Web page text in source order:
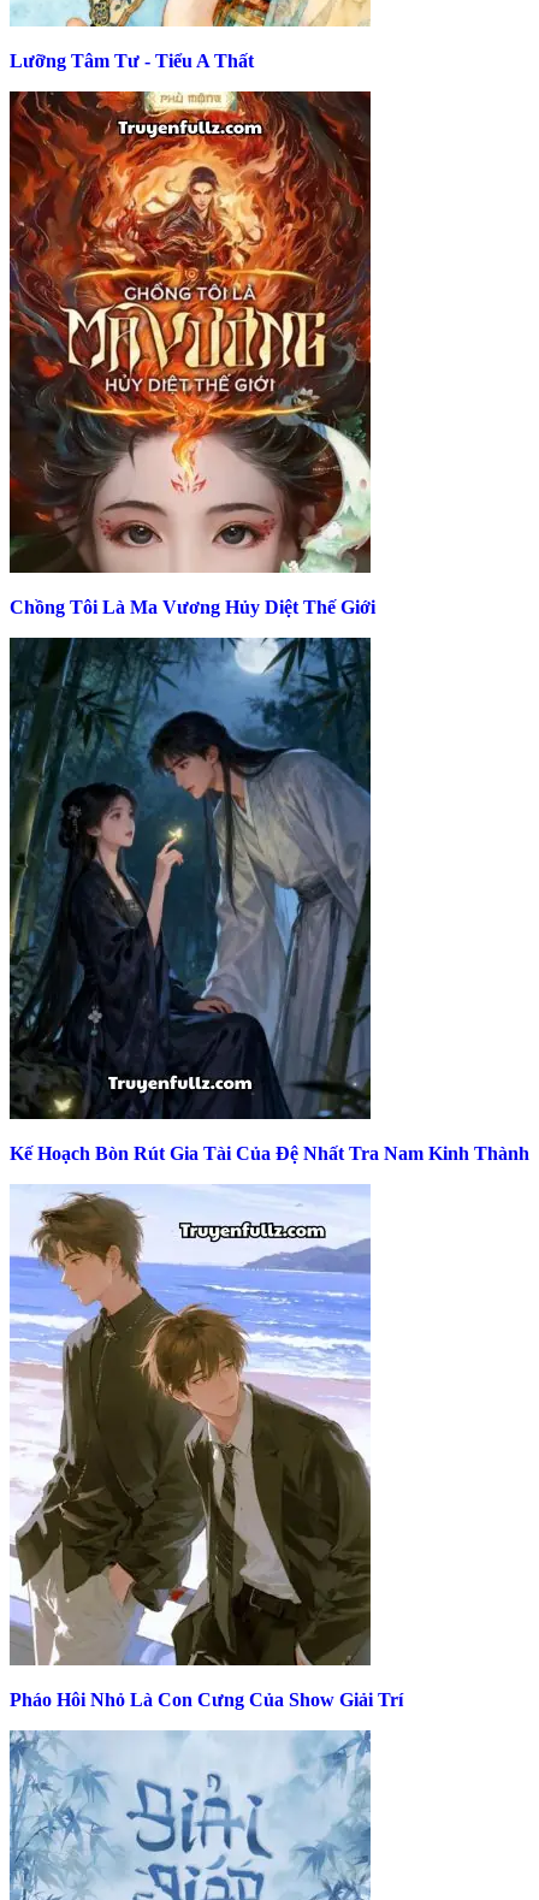
Lưỡng Tâm Tư - Tiểu A Thất
Chồng Tôi Là Ma Vương Hủy Diệt Thế Giới
Kế Hoạch Bòn Rút Gia Tài Của Đệ Nhất Tra Nam Kinh Thành
Pháo Hôi Nhỏ Là Con Cưng Của Show Giải Trí